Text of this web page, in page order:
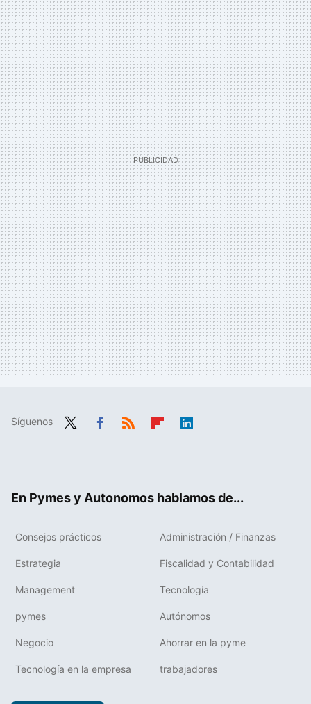
Síguenos
En Pymes y Autonomos hablamos de...
Consejos prácticos Administración / Finanzas
Estrategia Fiscalidad y Contabilidad
Management Tecnología
pymes Autónomos
Negocio Ahorrar en la pyme
Tecnología en la empresa trabajadores